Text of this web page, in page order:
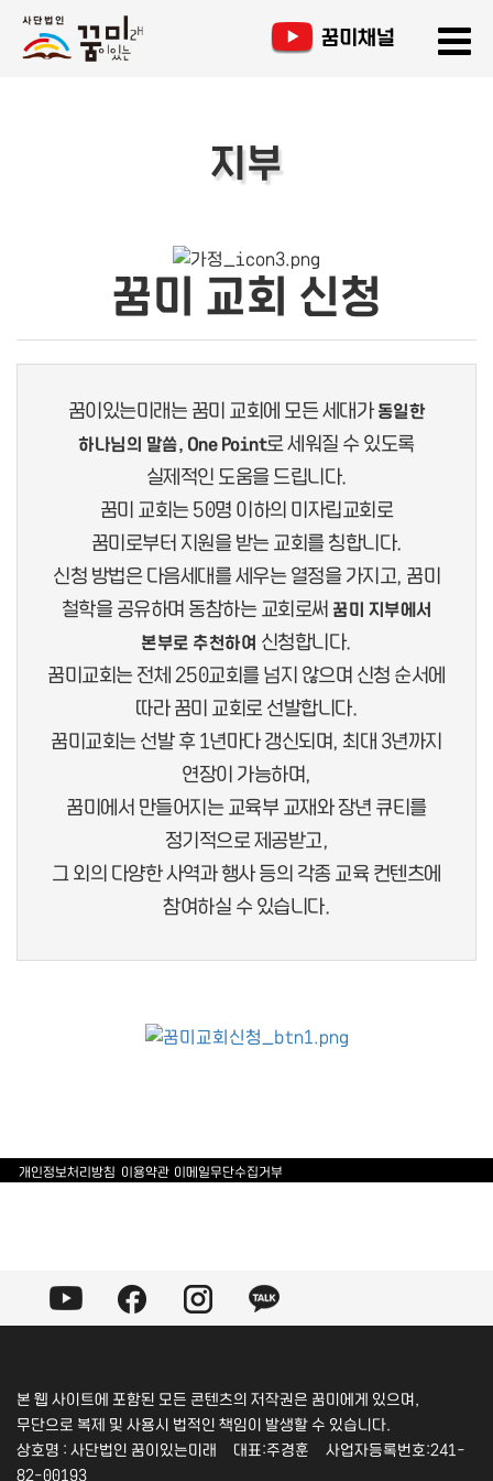
지부
꿈미 교회 신청
꿈이있는미래는 꿈미 교회에 모든 세대가동일한
하나님의 말씀, One Point로 세워질 수 있도록
실제적인 도움을 드립니다.
꿈미 교회는 50명 이하의 미자립교회로
꿈미로부터 지원을 받는 교회를 칭합니다.
신청 방법은 다음세대를 세우는 열정을 가지고, 꿈미
철학을 공유하며 동참하는 교회로써 꿈미 지부에서
본부로 추천하여 신청합니다.
꿈미교회는 전체 250교회를 넘지 않으며 신청 순서에
따라 꿈미 교회로 선발합니다.
꿈미교회는 선발 후 1년마다 갱신되며, 최대 3년까지
연장이 가능하며,
꿈미에서 만들어지는 교육부 교재와 장년 큐티를
정기적으로 제공받고,
그 외의 다양한 사역과 행사 등의 각종 교육 컨텐츠에
참여하실 수 있습니다.
개인정보처리방침 이용약관 이메일무단수집거부
본 웹 사이트에 포함된 모든 콘텐츠의 저작권은 꿈미에게 있으며,
무단으로 복제 및 사용시 법적인 책임이 발생할 수 있습니다.
상호명 : 사단법인 꿈이있는미래 대표:주경훈 사업자등록번호:241-
82-00193